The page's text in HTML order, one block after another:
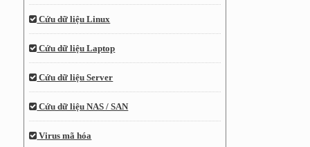
Cứu dữ liệu Linux
Cứu dữ liệu Laptop
Cứu dữ liệu Server
Cứu dữ liệu NAS / SAN
Virus mã hóa